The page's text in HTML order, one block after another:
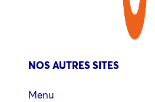
NOS AUTRES SITES
Menu